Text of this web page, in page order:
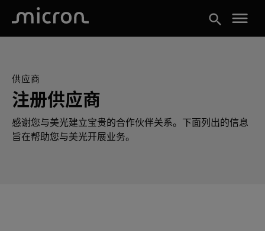
search menu
供应商
注册供应商
感谢您与美光建立宝贵的合作伙伴关系。下面列出的信息
旨在帮助您与美光开展业务。